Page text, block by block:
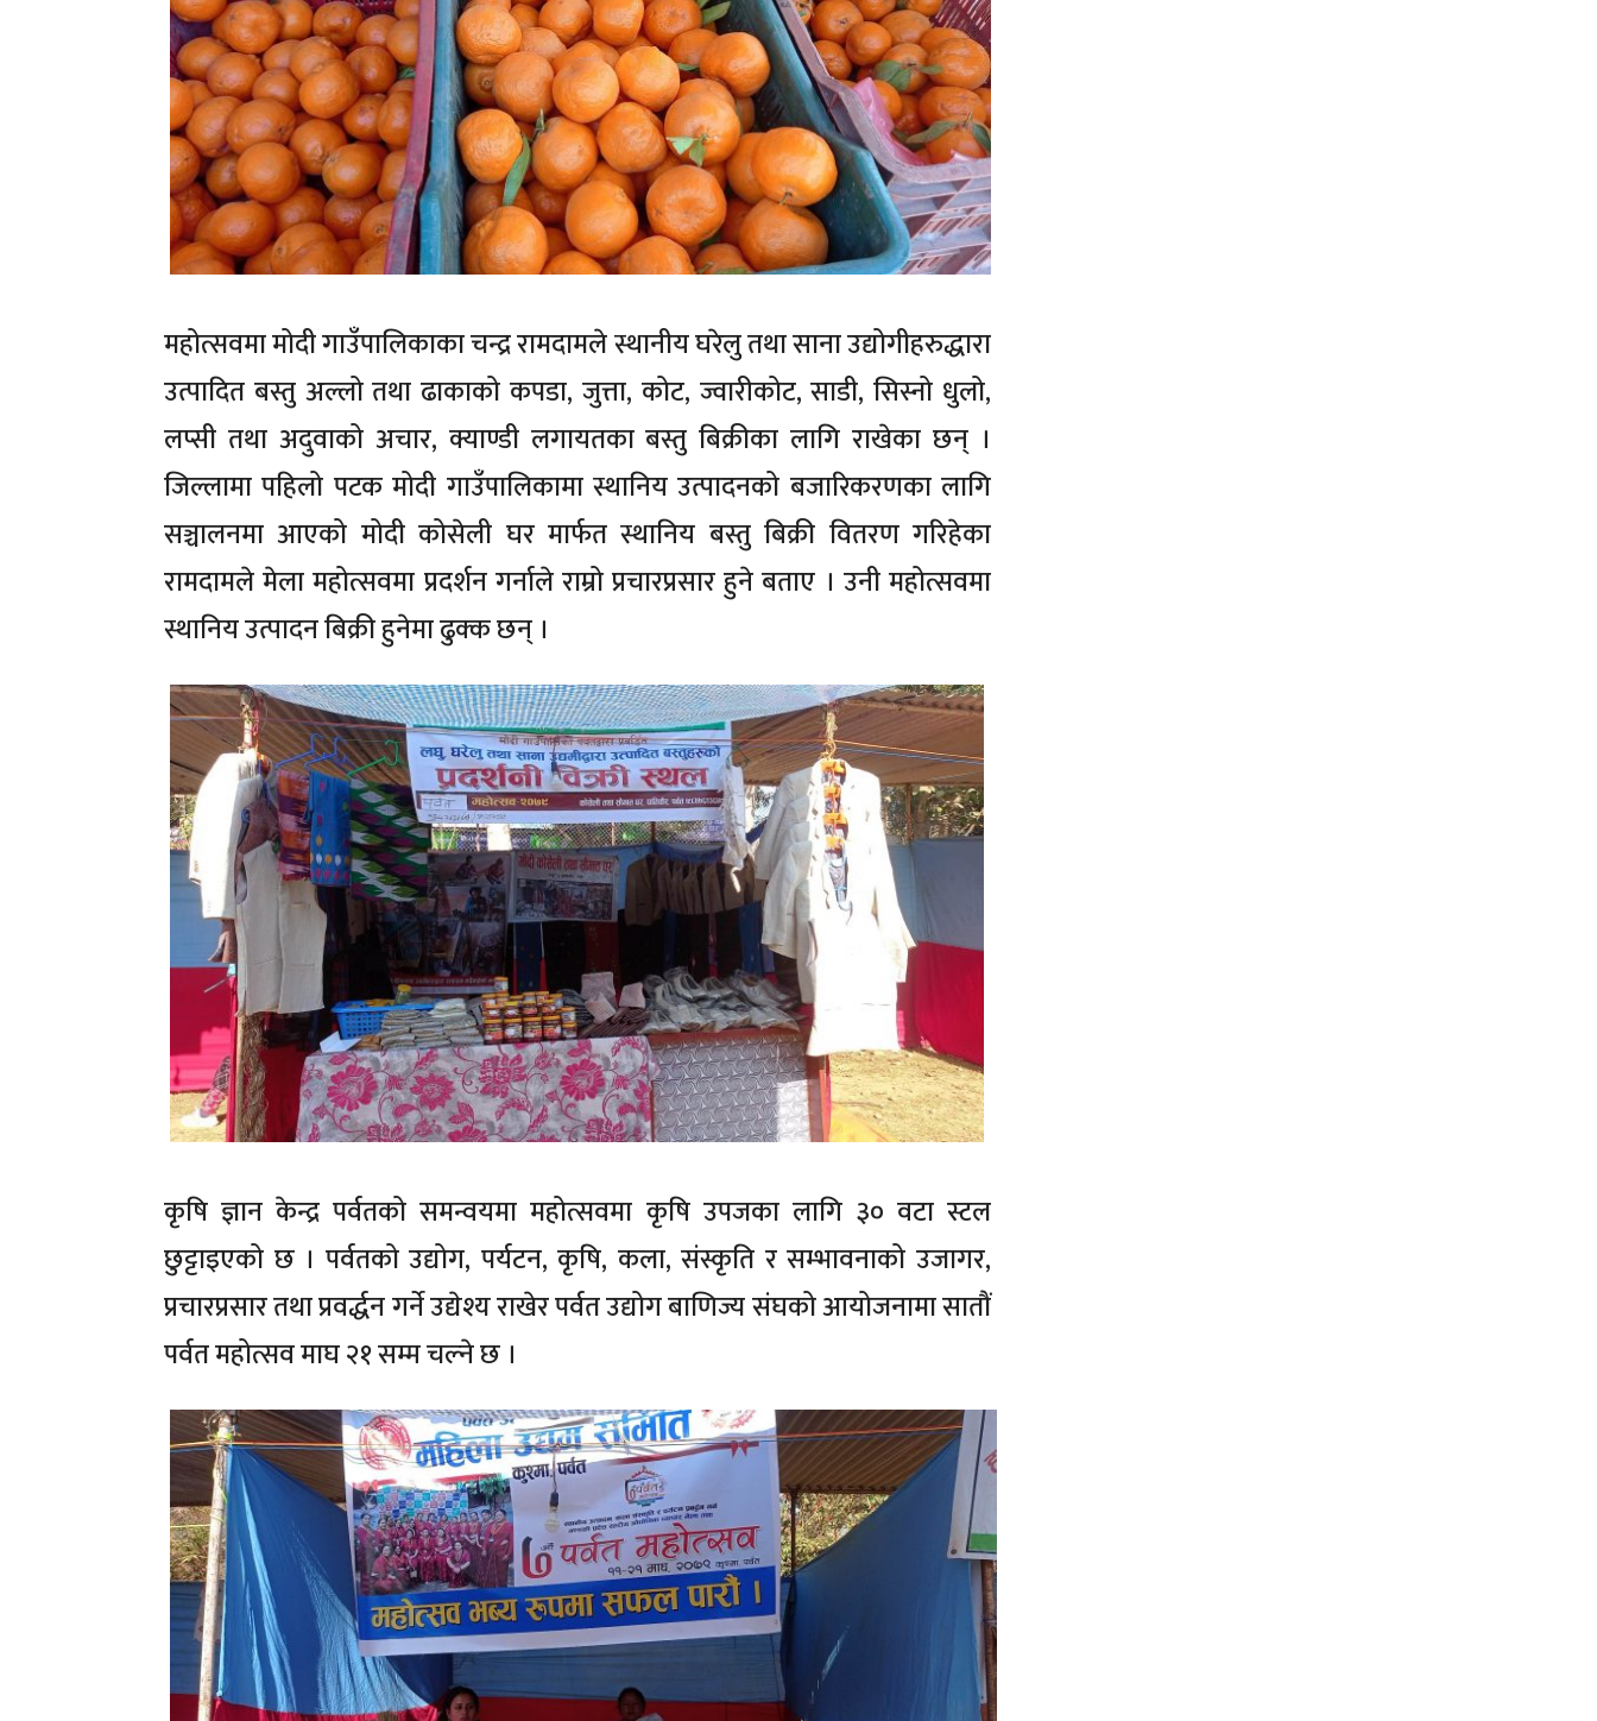
महोत्सवमा मोदी गाउँपालिकाका चन्द्र रामदामले स्थानीय घरेलु तथा साना उद्योगीहरुद्धारा
उत्पादित बस्तु अल्लो तथा ढाकाको कपडा, जुत्ता, कोट, ज्वारीकोट, साडी, सिस्नो धुलो,
लप्सी तथा अदुवाको अचार, क्याण्डी लगायतका बस्तु बिक्रीका लागि राखेका छन् ।
जिल्लामा पहिलो पटक मोदी गाउँपालिकामा स्थानिय उत्पादनको बजारिकरणका लागि
सञ्चालनमा आएको मोदी कोसेली घर मार्फत स्थानिय बस्तु बिक्री वितरण गरिहेका
रामदामले मेला महोत्सवमा प्रदर्शन गर्नाले राम्रो प्रचारप्रसार हुने बताए । उनी महोत्सवमा
स्थानिय उत्पादन बिक्री हुनेमा ढुक्क छन् ।
कृषि ज्ञान केन्द्र पर्वतको समन्वयमा महोत्सवमा कृषि उपजका लागि ३० वटा स्टल
छुट्टाइएको छ । पर्वतको उद्योग, पर्यटन, कृषि, कला, संस्कृति र सम्भावनाको उजागर,
प्रचारप्रसार तथा प्रवर्द्धन गर्ने उद्येश्य राखेर पर्वत उद्योग बाणिज्य संघको आयोजनामा सातौं
पर्वत महोत्सव माघ २१ सम्म चल्ने छ ।